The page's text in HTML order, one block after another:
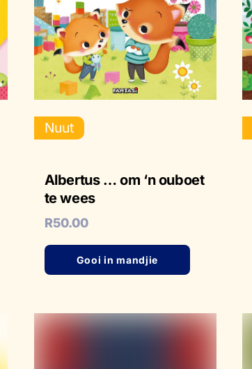
Nuut
Albertus … om ‘n ouboet
te wees
R50.00
Gooi in mandjie